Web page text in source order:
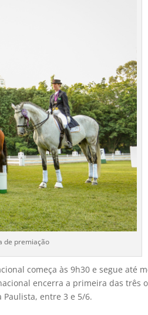
de premiação
começa às 9h30 e segue até
encerra a primeira das três
entre 3 e 5/6.